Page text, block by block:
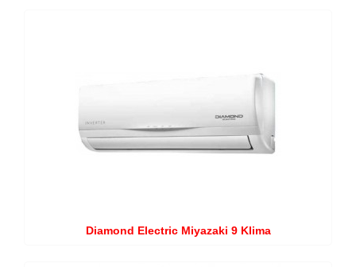
Diamond Electric Miyazaki 9 Klima